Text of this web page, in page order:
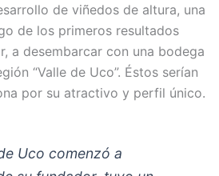
de viñedos de altura, una
de los primeros resultados
a desembarcar con una bodega
“Valle de Uco”. Éstos serían
por su atractivo y perfil único.
Uco comenzó a